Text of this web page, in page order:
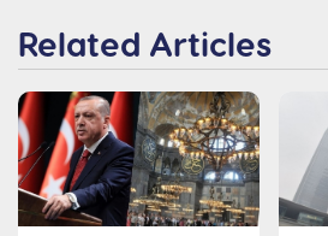
Related Articles